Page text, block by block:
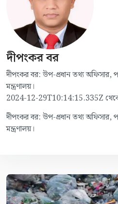
দীপংকর বর
দীপংকর বর: উপ-প্রধান তথ্য অফিসার,
মন্ত্রণালয়।
2024-12-29T10:14:15.335Z
দীপংকর বর: উপ-প্রধান তথ্য অফিসার,
মন্ত্রণালয়।